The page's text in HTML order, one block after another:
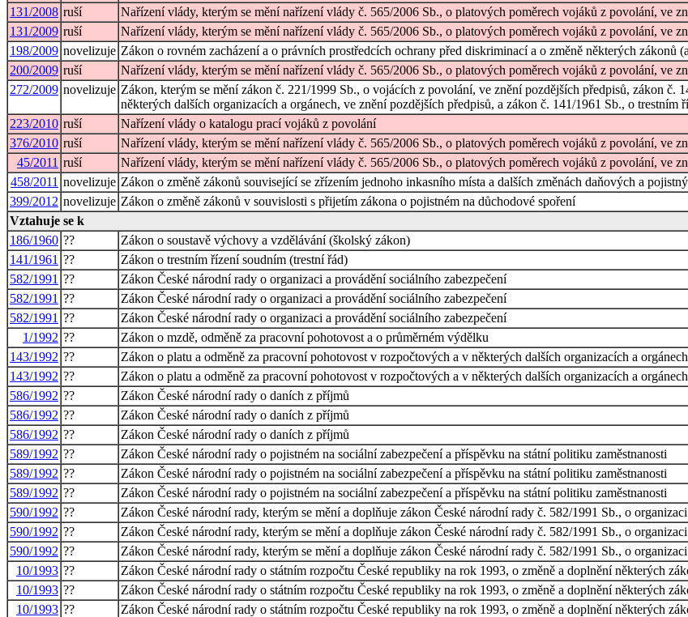
131/2008 ruší
Nařízení vlády, kterým se mění nařízení vlády č. 565/2006 Sb., o platových poměrech vojáků z povolání, ve
131/2009 ruší
Nařízení vlády, kterým se mění nařízení vlády č. 565/2006 Sb., o platových poměrech vojáků z povolání, ve
198/2009 novelizuje Zákon o rovném zacházení a o právních prostředcích ochrany před diskriminací a o změně některých zákonů
200/2009 ruší
Nařízení vlády, kterým se mění nařízení vlády č. 565/2006 Sb., o platových poměrech vojáků z povolání, ve
272/2009 novelizuje Zákon, kterým se mění zákon č. 221/1999 Sb., o vojácích z povolání, ve znění pozdějších předpisů, zákon č.
některých dalších organizacích a orgánech, ve znění pozdějších předpisů, a zákon č. 141/1961 Sb., o trestním
223/2010 ruší
Nařízení vlády o katalogu prací vojáků z povolání
376/2010 ruší
Nařízení vlády, kterým se mění nařízení vlády č. 565/2006 Sb., o platových poměrech vojáků z povolání, ve
45/2011 ruší
Nařízení vlády, kterým se mění nařízení vlády č. 565/2006 Sb., o platových poměrech vojáků z povolání, ve
458/2011 novelizuje Zákon o změně zákonů související se zřízením jednoho inkasního místa a dalších změnách daňových a
399/2012 novelizuje Zákon o změně zákonů v souvislosti s přijetím zákona o pojistném na důchodové spoření
Vztahuje se k
186/1960 ??
Zákon o soustavě výchovy a vzdělávání (školský zákon)
141/1961 ??
Zákon o trestním řízení soudním (trestní řád)
582/1991 ??
Zákon České národní rady o organizaci a provádění sociálního zabezpečení
582/1991 ??
Zákon České národní rady o organizaci a provádění sociálního zabezpečení
582/1991 ??
Zákon České národní rady o organizaci a provádění sociálního zabezpečení
1/1992 ??
Zákon o mzdě, odměně za pracovní pohotovost a o průměrném výdělku
143/1992 ??
Zákon o platu a odměně za pracovní pohotovost v rozpočtových a v některých dalších organizacích a orgánech
143/1992 ??
Zákon o platu a odměně za pracovní pohotovost v rozpočtových a v některých dalších organizacích a orgánech
586/1992 ??
Zákon České národní rady o daních z příjmů
586/1992 ??
Zákon České národní rady o daních z příjmů
586/1992 ??
Zákon České národní rady o daních z příjmů
589/1992 ??
Zákon České národní rady o pojistném na sociální zabezpečení a příspěvku na státní politiku zaměstnanosti
589/1992 ??
Zákon České národní rady o pojistném na sociální zabezpečení a příspěvku na státní politiku zaměstnanosti
589/1992 ??
Zákon České národní rady o pojistném na sociální zabezpečení a příspěvku na státní politiku zaměstnanosti
590/1992 ??
Zákon České národní rady, kterým se mění a doplňuje zákon České národní rady č. 582/1991 Sb., o
590/1992 ??
Zákon České národní rady, kterým se mění a doplňuje zákon České národní rady č. 582/1991 Sb., o
590/1992 ??
Zákon České národní rady, kterým se mění a doplňuje zákon České národní rady č. 582/1991 Sb., o
10/1993 ??
Zákon České národní rady o státním rozpočtu České republiky na rok 1993, o změně a doplnění některých
10/1993 ??
Zákon České národní rady o státním rozpočtu České republiky na rok 1993, o změně a doplnění některých
10/1993 ??
Zákon České národní rady o státním rozpočtu České republiky na rok 1993, o změně a doplnění některých